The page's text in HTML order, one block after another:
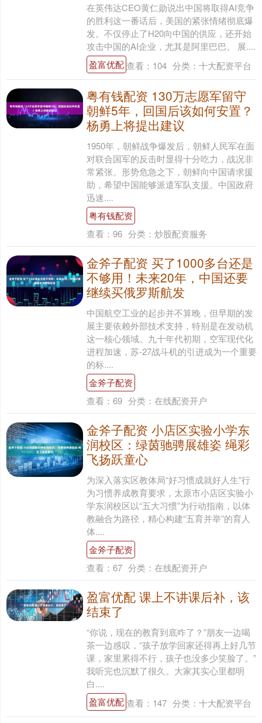
在英伟达CEO黄仁勋说出中国将取得AI竞争
的胜利这一番话后，美国的紧张情绪彻底爆
发。不仅停止了H20向中国的供应，还开始
攻击中国的AI企业，尤其是阿里巴巴。 展....
盈富优配查看： 104 分类： 十大配资平台
粤有钱配资 130万志愿军留守
朝鲜5年，回国后该如何安置？
杨勇上将提出建议
1950年，朝鲜战争爆发后，朝鲜人民军在面
对联合国军的反击时显得十分吃力，战况非
常紧张。形势危急之下，朝鲜向中国请求援
助，希望中国能够派遣军队支援。中国政府
迅速....
粤有钱配资
查看： 96 分类： 炒股配资服务
金斧子配资 买了1000多台还是
不够用！未来20年，中国还要
继续买俄罗斯航发
中国航空工业的起步并不算晚，但早期的发
展主要依赖外部技术支持，特别是在发动机
这一核心领域。九十年代初期，空军现代化
进程加速，苏-27战斗机的引进成为一个重要
的标....
金斧子配资
查看： 69 分类： 在线配资开户
金斧子配资 小店区实验小学东
润校区：绿茵驰骋展雄姿 绳彩
飞扬跃童心
为深入落实区教体局“好习惯成就好人生”行
为习惯养成教育要求，太原市小店区实验小
学东润校区以“五大习惯”为行动指南，以体
教融合为路径，精心构建“五育并举”的育人
体....
金斧子配资
查看： 67 分类： 在线配资开户
盈富优配 课上不讲课后补，该
结束了
“你说，现在的教育到底咋了？”朋友一边喝
茶一边感叹，“孩子放学回家还得再上好几节
课，家里累得不行，孩子也没多少笑脸了。”
我听完也沉默了很久。大家其实心里都明
白....
盈富优配查看： 147 分类： 十大配资平台